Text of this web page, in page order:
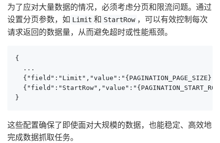
为了应对大量数据的情况，必须考虑分页和限流问题。通过
设置分页参数，如 Limit 和 StartRow ，可以有效控制每次
请求返回的数据量，从而避免超时或性能瓶颈。
{
  ...
}
这些配置确保了即使面对大规模的数据，也能稳定、高效地
完成数据抓取任务。